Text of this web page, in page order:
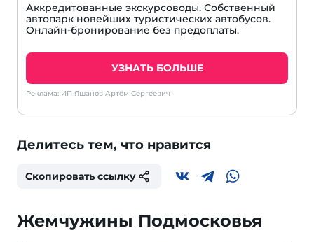
Аккредитованные экскурсоводы. Собственный
автопарк новейших туристических автобусов.
Онлайн-бронирование без предоплаты.
УЗНАТЬ БОЛЬШЕ
Реклама: ИП Яшанов Артём Сергеевич
Делитесь тем, что нравится
Скопировать ссылку
Жемчужины Подмосковья